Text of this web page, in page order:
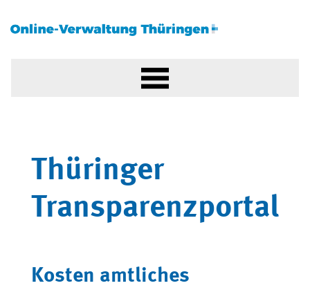
Thüringer
Transparenzportal
Kosten amtliches